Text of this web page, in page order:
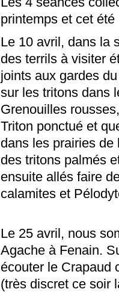
printemps et cet été
Le 10 avril, dans la
des terrils à visiter
joints aux gardes
sur les tritons dans
Grenouilles
Triton ponctué et
dans les prairies
des tritons palmés
ensuite allés faire
calamites et
Le 25 avril, nous
Agache à Fenain.
écouter le Crapaud
(très discret ce soir